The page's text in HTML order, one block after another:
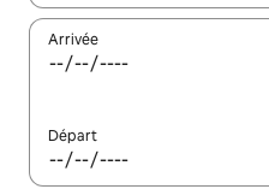
Arrivée
Départ